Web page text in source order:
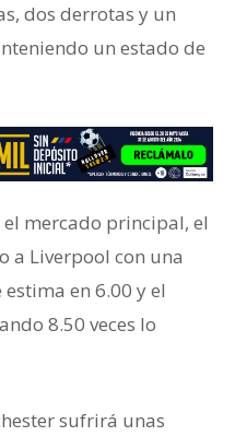
dos derrotas y un
un estado de
mercado principal, el
a Liverpool con una
en 6.00 y el
8.50 veces lo
sufrirá unas